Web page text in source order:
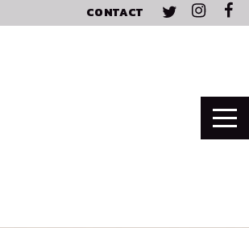
CONTACT